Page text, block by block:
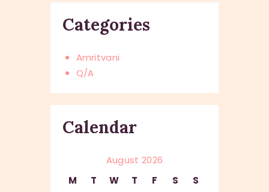
Categories
Amritvani
Q/A
Calendar
August 2026
M
T W T F S
S